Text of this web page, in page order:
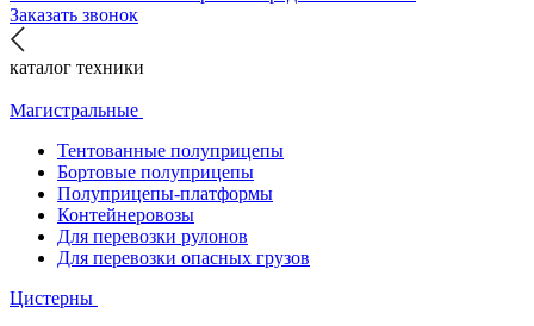
Заказать звонок
каталог техники
Магистральные
Тентованные полуприцепы
Бортовые полуприцепы
Полуприцепы-платформы
Контейнеровозы
Для перевозки рулонов
Для перевозки опасных грузов
Цистерны